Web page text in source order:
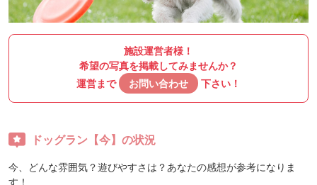
施設運営者様！
希望の写真を掲載してみませんか？
運営まで
お問い合わせ 下さい！
ドッグラン【今】の状況
今、どんな雰囲気？遊びやすさは？あなたの感想が参考になりま
す！